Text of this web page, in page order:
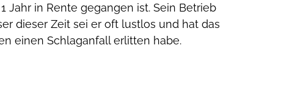
Jahr in Rente gegangen ist. Sein Betrieb
dieser Zeit sei er oft lustlos und hat das
einen Schlaganfall erlitten habe.